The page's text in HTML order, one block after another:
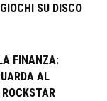
SU DISCO
FINANZA:
AL